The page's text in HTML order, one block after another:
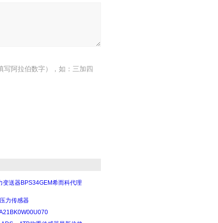
写阿拉伯数字），如：三加四
变送器BPS34GEM希而科代理
力传感器